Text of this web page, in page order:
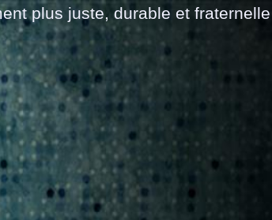
plus juste, durable et fraternelle